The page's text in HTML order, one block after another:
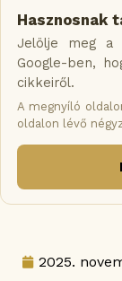
Hasznosnak
Jelölje meg a
Google-ben,
cikkeiről.
A megnyíló
oldalon lévő
2025.